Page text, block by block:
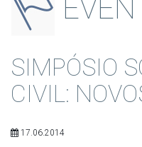
SIMPÓSIO
CIVIL:
17.06.2014